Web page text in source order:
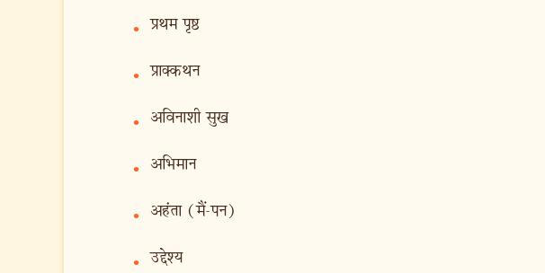
• प्रथम पृष्ठ
• प्राक्‍कथन
• अविनाशी सुख
• अभिमान
• अहंता (मैं-पन)
• उद्देश्य